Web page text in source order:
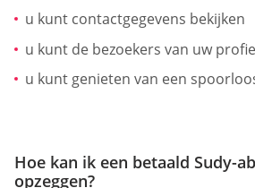
u kunt contactgegevens bekijken
u kunt de bezoekers van uw
u kunt genieten van een
Hoe kan ik een betaald Sudy-
opzeggen?